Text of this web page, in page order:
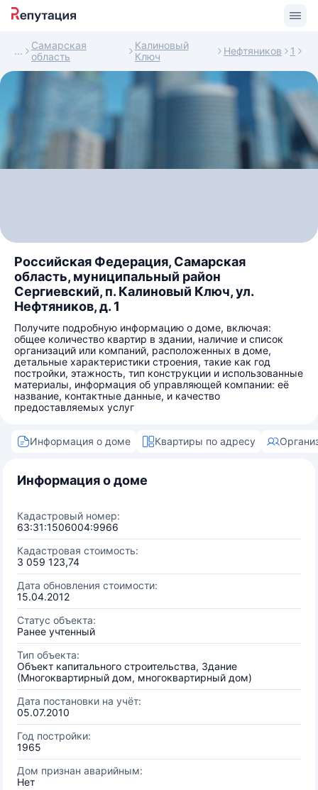
Самарская
область
Калиновый
Ключ
Нефтяников 1
Российская Федерация, Самарская
область, муниципальный район
Сергиевский, п. Калиновый Ключ, ул.
Нефтяников, д. 1
Получите подробную информацию о доме, включая:
общее количество квартир в здании, наличие и список
организаций или компаний, расположенных в доме,
детальные характеристики строения, такие как год
постройки, этажность, тип конструкции и использованные
материалы, информация об управляющей компании: её
название, контактные данные, и качество
предоставляемых услуг
Информация о доме Квартиры по адресу
Информация о доме
Кадастровый номер:
63:31:1506004:9966
Кадастровая стоимость:
3 059 123,74
Дата обновления стоимости:
15.04.2012
Статус объекта:
Ранее учтенный
Тип объекта:
Объект капитального строительства, Здание
(Многоквартирный дом, многоквартирный дом)
Дата постановки на учёт:
05.07.2010
Год постройки:
1965
Дом признан аварийным:
Нет